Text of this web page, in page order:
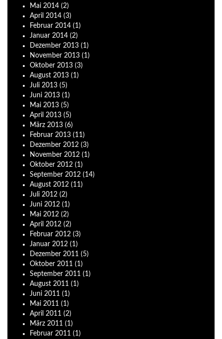
Mai 2014 (2)
April 2014 (3)
Februar 2014 (1)
Januar 2014 (2)
Dezember 2013 (1)
November 2013 (1)
Oktober 2013 (3)
August 2013 (1)
Juli 2013 (5)
Juni 2013 (1)
Mai 2013 (5)
April 2013 (5)
März 2013 (6)
Februar 2013 (11)
Dezember 2012 (3)
November 2012 (1)
Oktober 2012 (1)
September 2012 (14)
August 2012 (11)
Juli 2012 (2)
Juni 2012 (1)
Mai 2012 (2)
April 2012 (2)
Februar 2012 (3)
Januar 2012 (1)
Dezember 2011 (5)
Oktober 2011 (1)
September 2011 (1)
August 2011 (1)
Juni 2011 (1)
Mai 2011 (1)
April 2011 (2)
März 2011 (1)
Februar 2011 (1)